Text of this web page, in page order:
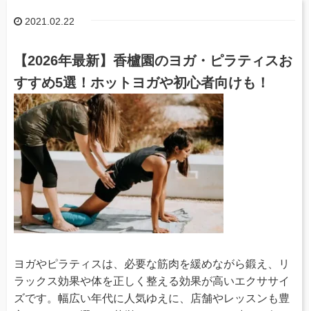
2021.02.22
【2026年最新】香櫨園のヨガ・ピラティスお
すすめ5選！ホットヨガや初心者向けも！
ヨガやピラティスは、必要な筋肉を緩めながら鍛え、リ
ラックス効果や体を正しく整える効果が高いエクササイ
ズです。幅広い年代に人気ゆえに、店舗やレッスンも豊